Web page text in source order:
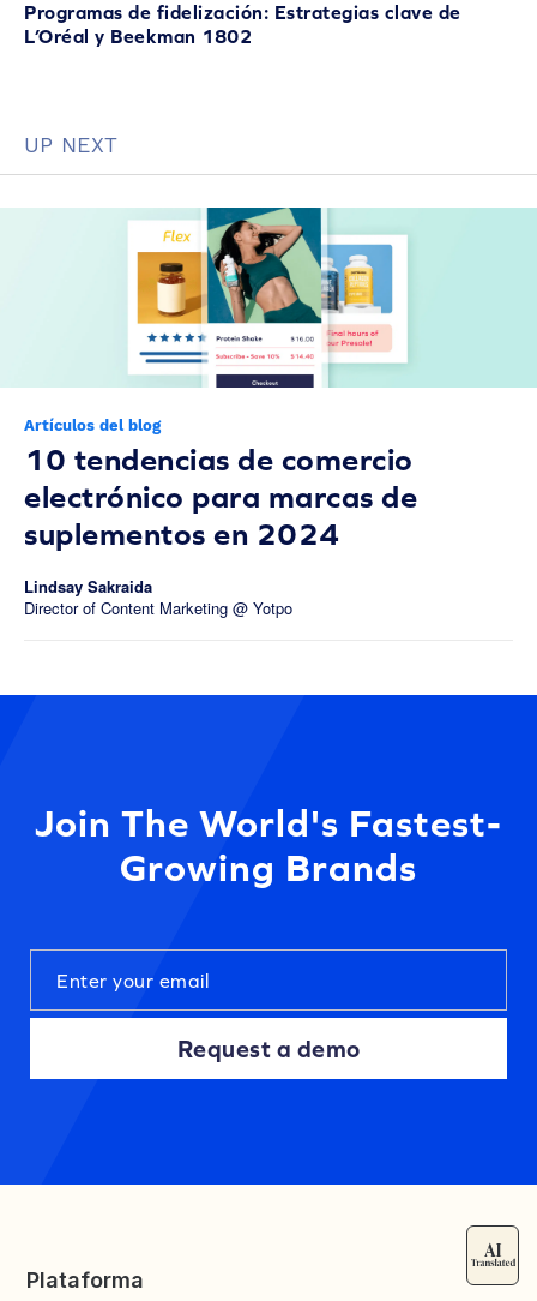
Programas de fidelización: Estrategias clave de
L’Oréal y Beekman 1802
UP NEXT
Artículos del blog
10 tendencias de comercio
electrónico para marcas de
suplementos en 2024
Lindsay Sakraida
Director of Content Marketing @ Yotpo
Join The World's Fastest-
Growing Brands
Request a demo
Plataforma